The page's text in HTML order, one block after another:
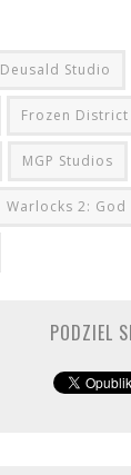
Deusald Studio
Frozen District
MGP Studios
Warlocks 2: God
PODZIEL